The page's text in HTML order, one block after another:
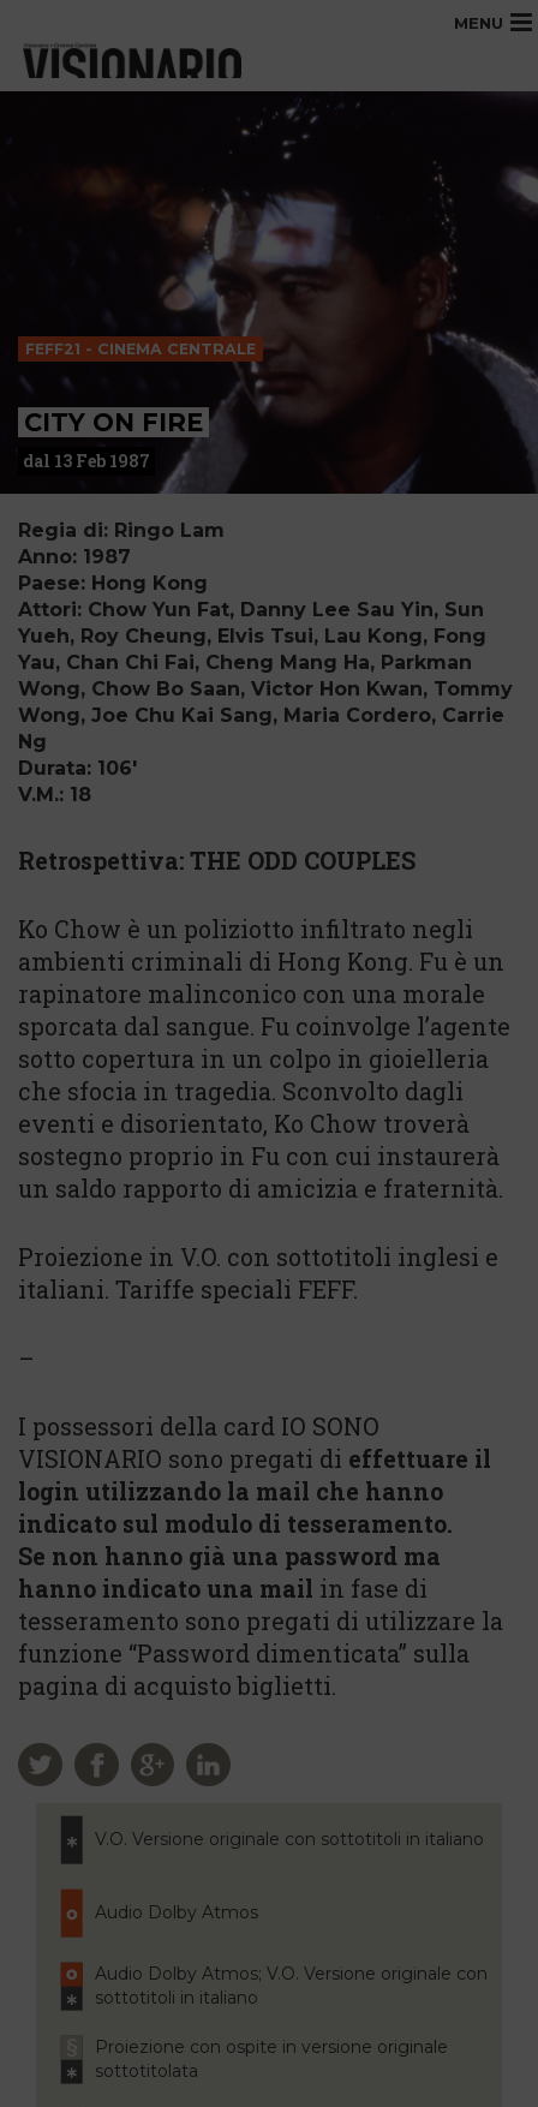
MENU
FEFF21 - CINEMA CENTRALE
CITY ON FIRE
dal 13 Feb 1987
Regia di: Ringo Lam
Anno: 1987
Paese: Hong Kong
Attori: Chow Yun Fat, Danny Lee Sau Yin, Sun
Yueh, Roy Cheung, Elvis Tsui, Lau Kong, Fong
Yau, Chan Chi Fai, Cheng Mang Ha, Parkman
Wong, Chow Bo Saan, Victor Hon Kwan, Tommy
Wong, Joe Chu Kai Sang, Maria Cordero, Carrie
Ng
Durata: 106'
V.M.: 18
Retrospettiva: THE ODD COUPLES
Ko Chow è un poliziotto infiltrato negli
ambienti criminali di Hong Kong. Fu è un
rapinatore malinconico con una morale
sporcata dal sangue. Fu coinvolge l’agente
sotto copertura in un colpo in gioielleria
che sfocia in tragedia. Sconvolto dagli
eventi e disorientato, Ko Chow troverà
sostegno proprio in Fu con cui instaurerà
un saldo rapporto di amicizia e fraternità.
Proiezione in V.O. con sottotitoli inglesi e
italiani. Tariffe speciali FEFF.
–
I possessori della card IO SONO
VISIONARIO sono pregati di effettuare il
login utilizzando la mail che hanno
indicato sul modulo di tesseramento.
Se non hanno già una password ma
hanno indicato una mail in fase di
tesseramento sono pregati di utilizzare la
funzione “Password dimenticata” sulla
pagina di acquisto biglietti.
V.O. Versione originale con sottotitoli in italiano
Audio Dolby Atmos
Audio Dolby Atmos; V.O. Versione originale con
sottotitoli in italiano
Proiezione con ospite in versione originale
sottotitolata